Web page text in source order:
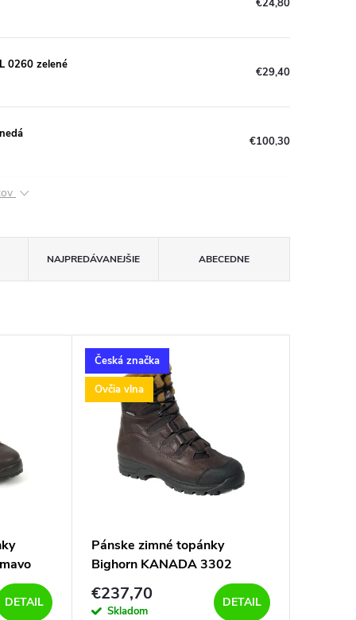
€24,80
0260 zelené
€29,40
€100,30
NAJPREDÁVANEJŠIE ABECEDNE
DETAIL
Česká značka
Ovčia vlna
Pánske zimné topánky
Bighorn KANADA 3302
tmavo hnedá
€237,70
Skladom
DETAIL